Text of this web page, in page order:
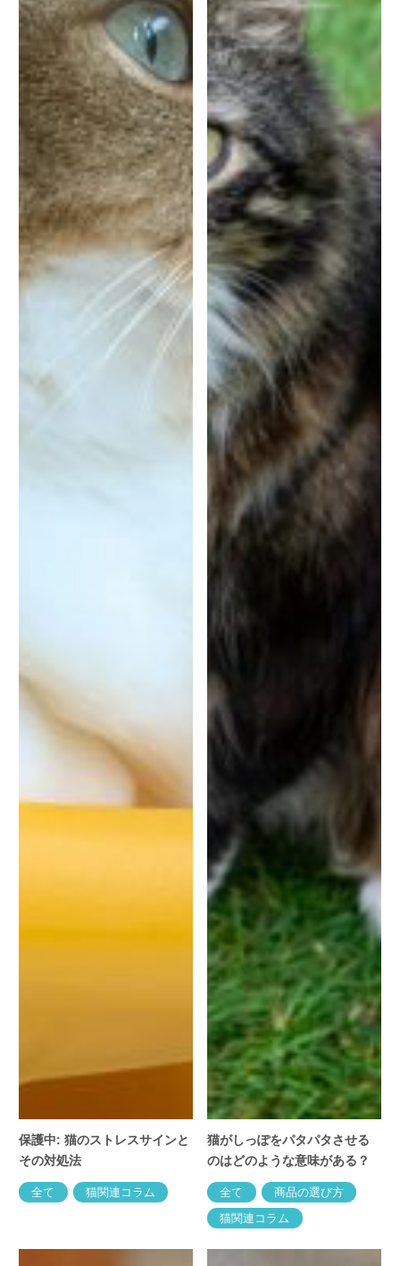
保護中: 猫のストレスサインと
その対処法
全て 猫関連コラム
猫がしっぽをパタパタさせる
のはどのような意味がある？
全て
商品の選び方
猫関連コラム